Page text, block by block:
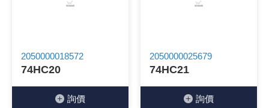
2050000018572
74HC20
詢價
2050000025679
74HC21
詢價